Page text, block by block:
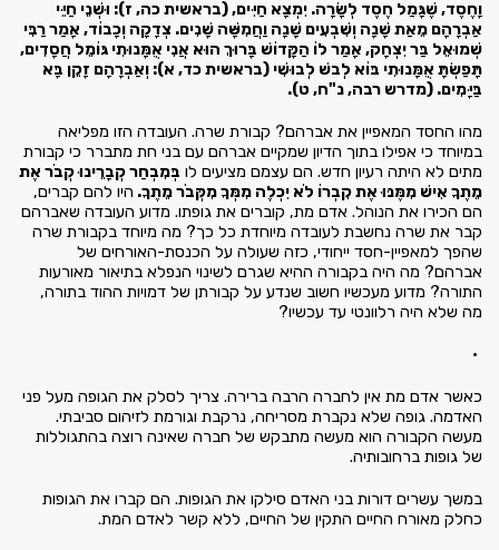
וָחֶסֶד, שֶׁגָּמַל חֶסֶד לְשָׂרָה. יִמְצָא חַיִּים,(בראשית כה, ז): וּשְׁנֵי חַיֵּי
אַבְרָהָם מֵאַת שָׁנָה וְשִׁבְעִים שָׁנָה וַחֲמִשָּׁה שָׁנִים. צְדָקָה וְכָבוֹד, אָמַר רַבִּי
שְׁמוּאֵל בַּר יִצְחָק, אָמַר לוֹ הַקָּדוֹשׁ בָּרוּךְ הוּא אֲנִי אֻמָּנוּתִי גּוֹמֵל חֲסָדִים,
תָּפַשְׂתָּ אֻמָּנוּתִי בּוֹא לְבשׁ לְבוּשִׁי (בראשית כד, א): וְאַבְרָהָם זָקֵן בָּא
בַּיָּמִים. (מדרש רבה, נ"ח, ט).
מהו החסד המאפיין את אברהם? קבורת שרה. העובדה הזו מפליאה
במיוחד כי אפילו בתוך הדיון שמקיים אברהם עם בני חת מתברר כי קבורת
מתים לא היתה רעיון חדש. הם עצמם מציעים לו בְּמִבְחַר קְבָרֵינוּ קְבֹר אֶת
מֵתֶךָ אִישׁ מִמֶּנּוּ אֶת קִבְרוֹ לֹא יִכְלֶה מִמְּךָ מִקְּבֹר מֵתֶךָ. היו להם קברים,
הם הכירו את הנוהל. אדם מת, קוברים את גופתו. מדוע העובדה שאברהם
קבר את שרה נחשבת לעובדה מיוחדת כל כך? מה מיוחד בקבורת שרה
שהפך למאפיין-חסד ייחודי, כזה שעולה על הכנסת-האורחים של
אברהם? מה היה בקבורה ההיא שגרם לשינוי הנפלא בתיאור מאורעות
התורה? מדוע מעכשיו חשוב שנדע על קבורתן של דמויות ההוד בתורה,
מה שלא היה רלוונטי עד עכשיו?
•
כאשר אדם מת אין לחברה הרבה ברירה. צריך לסלק את הגופה מעל פני
האדמה. גופה שלא נקברת מסריחה, נרקבת וגורמת לזיהום סביבתי.
מעשה הקבורה הוא מעשה מתבקש של חברה שאינה רוצה בהתגוללות
של גופות ברחובותיה.
במשך עשרים דורות בני האדם סילקו את הגופות. הם קברו את הגופות
כחלק מאורח החיים התקין של החיים, ללא קשר לאדם המת.